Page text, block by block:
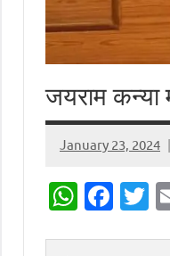
जयराम कन्या
January 23, 2024